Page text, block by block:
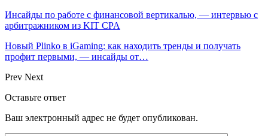
Инсайды по работе с финансовой вертикалью, — интервью с
арбитражником из KIT CPA
Новый Plinko в iGaming: как находить тренды и получать
профит первыми, — инсайды от…
Prev Next
Оставьте ответ
Ваш электронный адрес не будет опубликован.